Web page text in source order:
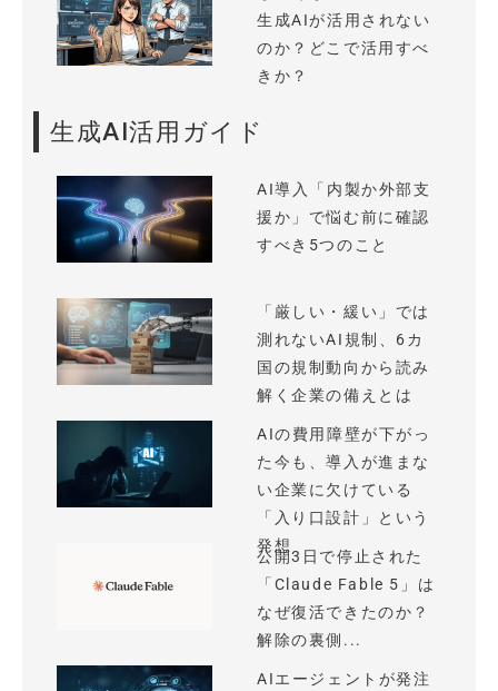
生成AIが活用されない
のか？どこで活用すべ
きか？
生成AI活用ガイド
AI導入「内製か外部支
援か」で悩む前に確認
すべき5つのこと
「厳しい・緩い」では
測れないAI規制、6カ
国の規制動向から読み
解く企業の備えとは
AIの費用障壁が下がっ
た今も、導入が進まな
い企業に欠けている
「入り口設計」という
発想
公開3日で停止された
「Claude Fable 5」は
なぜ復活できたのか？
解除の裏側...
AIエージェントが発注